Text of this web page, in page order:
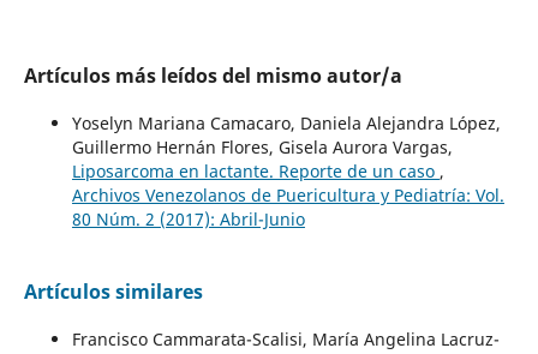
Artículos más leídos del mismo autor/a
Yoselyn Mariana Camacaro, Daniela Alejandra López,
Guillermo Hernán Flores, Gisela Aurora Vargas,
Liposarcoma en lactante. Reporte de un caso ,
Archivos Venezolanos de Puericultura y Pediatría: Vol.
80 Núm. 2 (2017): Abril-Junio
Artículos similares
Francisco Cammarata-Scalisi, María Angelina Lacruz-